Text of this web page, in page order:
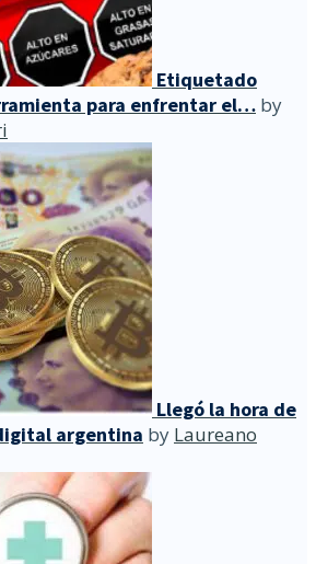
Etiquetado
para enfrentar el… by
Llegó la hora de
argentina by Laureano